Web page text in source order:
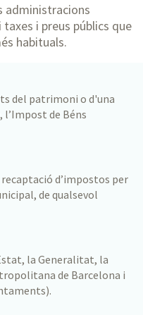
administracions
i preus públics que
habituals.
del patrimoni o d'una
de Béns
d’impostos per
de qualsevol
la Generalitat, la
de Barcelona i